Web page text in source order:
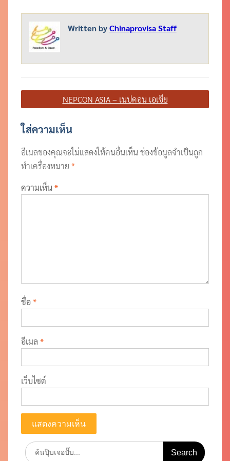
Written byChinaprovisa Staff
แนะแนว
เรื่อง
NEPCON ASIA – เนปคอน เอเชีย
ใส่ความเห็น
อีเมลของคุณจะไม่แสดงให้คนอื่นเห็น ช่องข้อมูลจำเป็นถูก
ทำเครื่องหมาย *
ความเห็น*
ชื่อ*
อีเมล *
เว็บไซต์
Search